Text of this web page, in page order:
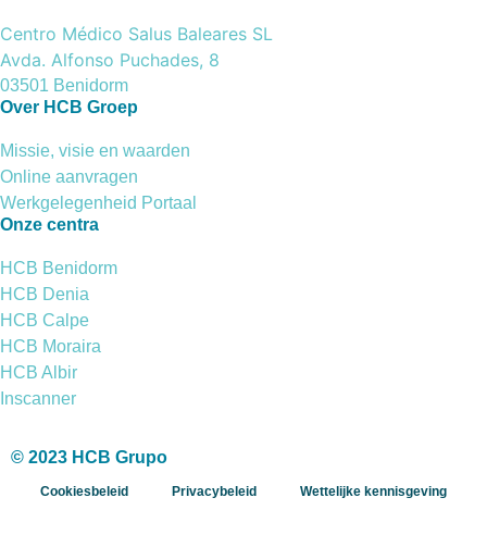
Centro Médico Salus Baleares SL
Avda. Alfonso Puchades, 8
03501 Benidorm
Over HCB Groep
Missie, visie en waarden
Online aanvragen
Werkgelegenheid Portaal
Onze centra
HCB Benidorm
HCB Denia
HCB Calpe
HCB Moraira
HCB Albir
Inscanner
© 2023 HCB Grupo
Cookiesbeleid Privacybeleid Wettelijke kennisgeving